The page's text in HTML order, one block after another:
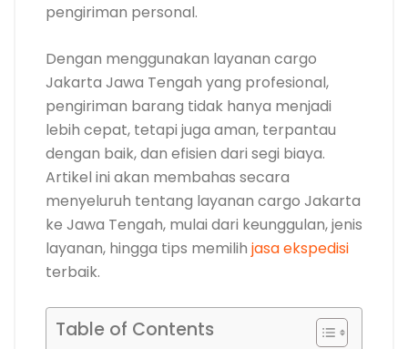
pengiriman personal.
Dengan menggunakan layanan cargo
Jakarta Jawa Tengah yang profesional,
pengiriman barang tidak hanya menjadi
lebih cepat, tetapi juga aman, terpantau
dengan baik, dan efisien dari segi biaya.
Artikel ini akan membahas secara
menyeluruh tentang layanan cargo Jakarta
ke Jawa Tengah, mulai dari keunggulan, jenis
layanan, hingga tips memilih jasa ekspedisi
terbaik.
Table of Contents